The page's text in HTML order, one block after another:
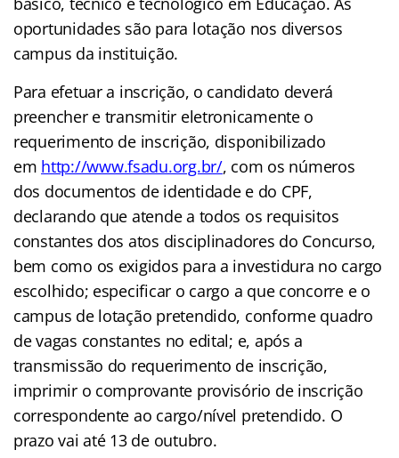
oportunidades são para lotação nos diversos
campus da instituição.
Para efetuar a inscrição, o candidato deverá
preencher e transmitir eletronicamente o
requerimento de inscrição, disponibilizado
em http://www.fsadu.org.br/, com os números
dos documentos de identidade e do CPF,
declarando que atende a todos os requisitos
constantes dos atos disciplinadores do Concurso,
bem como os exigidos para a investidura no cargo
escolhido; especificar o cargo a que concorre e o
campus de lotação pretendido, conforme quadro
de vagas constantes no edital; e, após a
transmissão do requerimento de inscrição,
imprimir o comprovante provisório de inscrição
correspondente ao cargo/nível pretendido. O
prazo vai até 13 de outubro.